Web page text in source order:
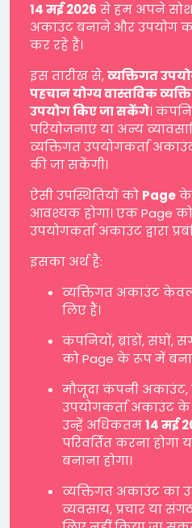
14 मई 2026 से हम अपने
अकाउंट बनाने और उपयोग
कर रहे हैं।
इस तारीख से,व्यक्तिगत
पहचान योग्य वास्तविक
उपयोग किए जा सकेंगे।
परियोजनाएं या अन्य
व्यक्तिगत उपयोगकर्ता
की जा सकेंगी।
ऐसी उपस्थितियों को Pageके
आवश्यक होगा। एक Page
उपयोगकर्ता अकाउंट द्वारा
इसका अर्थ है:
व्यक्तिगत अकाउंट
लिए हैं।
कंपनियों, ब्रांडों,
को Page के रूप में
मौजूदा कंपनी अकाउंट,
उपयोगकर्ता अकाउंट
उन्हें अधिकतम14 मई
परिवर्तित करना
बनाना होगा।
व्यक्तिगत अकाउंट का
व्यवसाय, प्रचार या